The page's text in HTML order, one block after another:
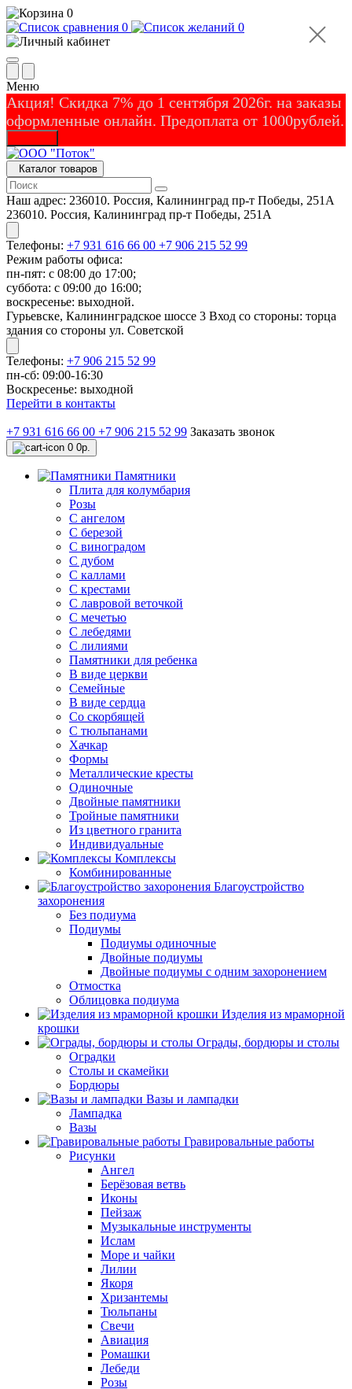
0
0
0
Меню
Акция! Скидка 7% до 1 сентября 2026г. на заказы
оформленные онлайн. Предоплата от 1000рублей.
Каталог товаров
Наш адрес: 236010. Россия, Калининград пр-т Победы, 251А
236010. Россия, Калининград пр-т Победы, 251А
Телефоны: +7 931 616 66 00 +7 906 215 52 99
Режим работы офиса:
пн-пят: с 08:00 до 17:00;
суббота: с 09:00 до 16:00;
воскресенье: выходной.
Гурьевске, Калининградское шоссе 3 Вход со стороны: торца
здания со стороны ул. Советской
Телефоны: +7 906 215 52 99
пн-сб: 09:00-16:30
Воскресенье: выходной
Перейти в контакты
+7 931 616 66 00 +7 906 215 52 99 Заказать звонок
0 0р.
Памятники
Плита для колумбария
Розы
C ангелом
C березой
С виноградом
С дубом
С каллами
С крестами
С лавровой веточкой
С мечетью
C лебедями
С лилиями
Памятники для ребенка
В виде церкви
Семейные
В виде сердца
Со скорбящей
С тюльпанами
Хачкар
Формы
Металлические кресты
Одиночные
Двойные памятники
Тройные памятники
Из цветного гранита
Индивидуальные
Комплексы
Комбинированные
Благоустройство
захоронения
Без подиума
Подиумы
Подиумы одиночные
Двойные подиумы
Двойные подиумы с одним захоронением
Отмостка
Облицовка подиума
Изделия из мраморной
крошки
Ограды, бордюры и столы
Оградки
Столы и скамейки
Бордюры
Вазы и лампадки
Лампадка
Вазы
Гравировальные работы
Рисунки
Ангел
Берёзовая ветвь
Иконы
Пейзаж
Музыкальные инструменты
Ислам
Море и чайки
Лилии
Якоря
Хризантемы
Тюльпаны
Свечи
Авиация
Ромашки
Лебеди
Розы